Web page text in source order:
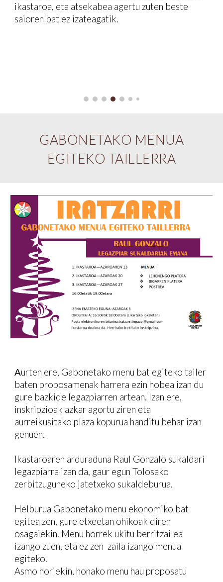
ikastaroa, eta atsekabea agertu zuten beste
saioren bat ez izateagatik.
GABONETAKO MENUA
EGITEKO TAILLERRA
Aurten ere, Gabonetako menu bat egiteko tailer
baten proposamenak harrera ezin hobea izan du
gure bazkide legazpiarren artean. Izan ere,
inskripzioak azkar agortu ziren eta
aurreikusitako plaza kopurua handitu behar izan
genuen.
Ikastaroaren arduraduna Raul Gonzalo sukaldari
legazpiarra izan da, gaur egun Tolosako
zerbitzuguneko jatetxeko sukaldeburua.
Helburua Gabonetako menu ekonomiko bat
egitea zen, gure etxeetan ohikoak diren
osagaiekin. Menu horrek ukitu berritzailea
izango zuen, eta ez zen zaila izango menua
egiteko.
Asmo horiekin, honako menu hau proposatu